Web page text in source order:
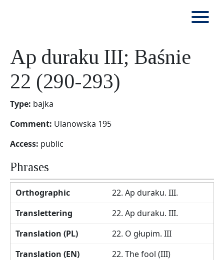
Ap duraku III; Baśnie
22 (290-293)
Type: bajka
Comment: Ulanowska 195
Access: public
Phrases
22. Ap duraku. III.
22. Ap duraku. III.
22. O głupim. III
22. The fool (III)